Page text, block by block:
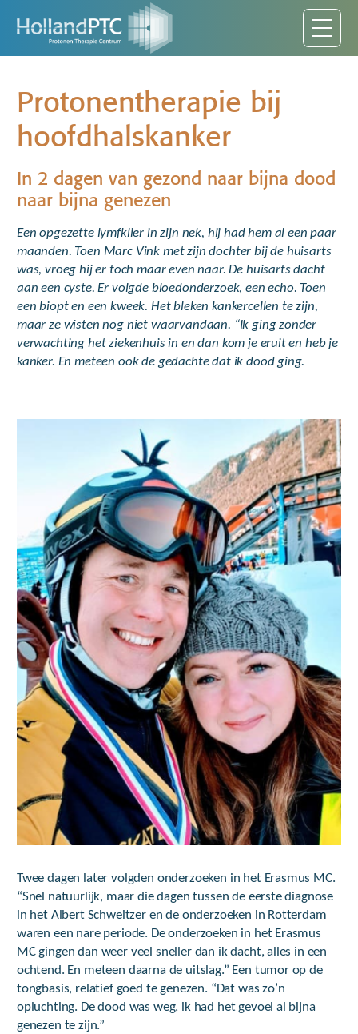
Protonentherapie bij
hoofdhalskanker
In 2 dagen van gezond naar bijna dood
naar bijna genezen
Een opgezette lymfklier in zijn nek, hij had hem al een paar
maanden. Toen Marc Vink met zijn dochter bij de huisarts
was, vroeg hij er toch maar even naar. De huisarts dacht
aan een cyste. Er volgde bloedonderzoek, een echo. Toen
een biopt en een kweek. Het bleken kankercellen te zijn,
maar ze wisten nog niet waarvandaan. “Ik ging zonder
verwachting het ziekenhuis in en dan kom je eruit en heb je
kanker. En meteen ook de gedachte dat ik dood ging.
Twee dagen later volgden onderzoeken in het Erasmus MC.
“Snel natuurlijk, maar die dagen tussen de eerste diagnose
in het Albert Schweitzer en de onderzoeken in Rotterdam
waren een nare periode. De onderzoeken in het Erasmus
MC gingen dan weer veel sneller dan ik dacht, alles in een
ochtend. En meteen daarna de uitslag.” Een tumor op de
tongbasis, relatief goed te genezen. “Dat was zo’n
opluchting. De dood was weg, ik had het gevoel al bijna
genezen te zijn.”